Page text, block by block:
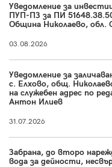
Уведомление за
ПУП-ПЗ за ПИ
Община Николаево, обл.
03.08.2026
Уведомление за
с. Елхово, общ.
на служебен адрес по
Антон Илиев
31.07.2026
Забрана, до второ
вода за дейности,